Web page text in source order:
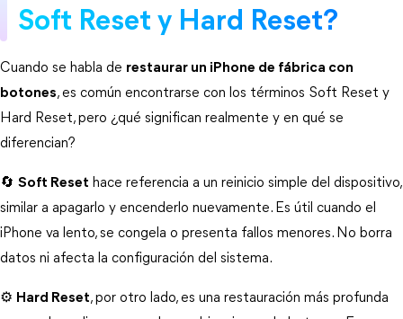
Soft Reset y Hard Reset?
Cuando se habla de restaurar un iPhone de fábrica con
botones, es común encontrarse con los términos Soft Reset
Hard Reset, pero ¿qué significan realmente y en qué se
diferencian?
🔄 Soft Reset hace referencia a un reinicio simple del dispositivo,
similar a apagarlo y encenderlo nuevamente. Es útil cuando el
iPhone va lento, se congela o presenta fallos menores. No borra
datos ni afecta la configuración del sistema.
⚙️ Hard Reset, por otro lado, es una restauración más profunda